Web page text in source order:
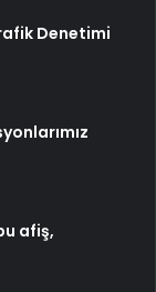
Denetimi
afiş,